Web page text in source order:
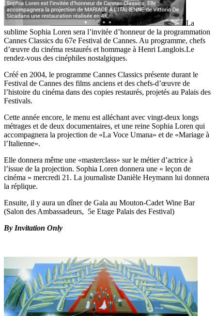
La
sublime Sophia Loren sera l’invitée d’honneur de la programmation
Cannes Classics du 67e Festival de Cannes. Au programme, chefs
d’œuvre du cinéma restaurés et hommage à Henri Langlois.Le
rendez-vous des cinéphiles nostalgiques.
Créé en 2004, le programme Cannes Classics présente durant le
Festival de Cannes des films anciens et des chefs-d’œuvre de
l’histoire du cinéma dans des copies restaurés, projetés au Palais des
Festivals.
Cette année encore, le menu est alléchant avec vingt-deux longs
métrages et de deux documentaires, et une reine Sophia Loren qui
accompagnera la projection de «La Voce Umana» et de «Mariage à
l’Italienne».
Elle donnera même une «masterclass» sur le métier d’actrice à
l’issue de la projection. Sophia Loren donnera une « leçon de
cinéma » mercredi 21. La journaliste Danièle Heymann lui donnera
la réplique.
Ensuite, il y aura un dîner de Gala au Mouton-Cadet Wine Bar
(Salon des Ambassadeurs, 5e Etage Palais des Festival)
By Invitation Only